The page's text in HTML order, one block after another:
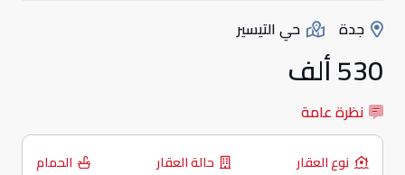
جدة حي التيسير
530 ألف
نظرة عامة
نوع العقار حالة العقار الحمام